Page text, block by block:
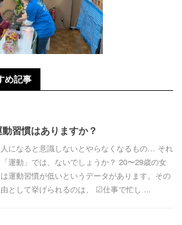
め記事
動習慣はありますか？
になると意識しないとやらなくなるもの… それ
運動」では、ないでしょうか？ 20〜29歳の女
運動習慣が低いというデータがあります。その
として挙げられるのは、 ☑︎仕事で忙し ...